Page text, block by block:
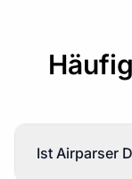
Ist Airparser